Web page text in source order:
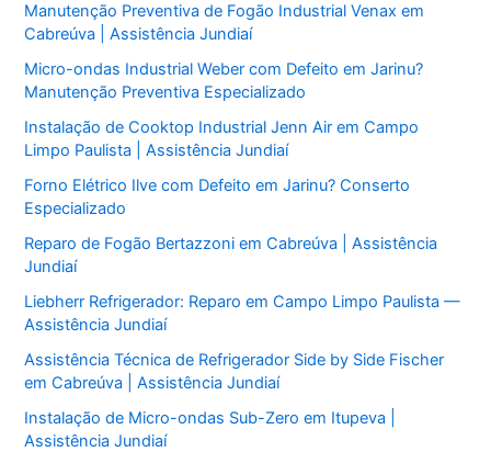
Manutenção Preventiva de Fogão Industrial Venax em
Cabreúva | Assistência Jundiaí
Micro-ondas Industrial Weber com Defeito em Jarinu?
Manutenção Preventiva Especializado
Instalação de Cooktop Industrial Jenn Air em Campo
Limpo Paulista | Assistência Jundiaí
Forno Elétrico Ilve com Defeito em Jarinu? Conserto
Especializado
Reparo de Fogão Bertazzoni em Cabreúva | Assistência
Jundiaí
Liebherr Refrigerador: Reparo em Campo Limpo Paulista —
Assistência Jundiaí
Assistência Técnica de Refrigerador Side by Side Fischer
em Cabreúva | Assistência Jundiaí
Instalação de Micro-ondas Sub-Zero em Itupeva |
Assistência Jundiaí